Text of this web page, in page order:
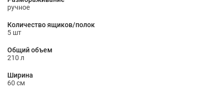
ручное
Количество ящиков/полок
5 шт
Общий объем
210 л
Ширина
60 см